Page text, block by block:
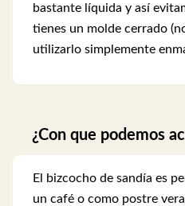
bastante líquida y así
tienes un molde cerrado
utilizarlo simplemente
¿Con que podemos
El bizcocho de sandía es
un café o como postre